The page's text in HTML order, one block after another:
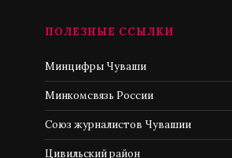
ПОЛЕЗНЫЕ ССЫЛКИ
Минцифры Чуваши
Минкомсвязь России
Союз журналистов Чувашии
Цивильский район